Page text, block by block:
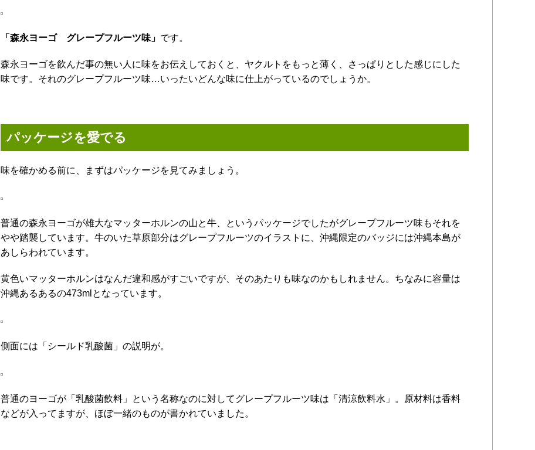
「森永ヨーゴ グレープフルーツ味」 です。
森永ヨーゴを飲んだ事の無い人に味をお伝えしておくと、ヤクルトをもっと薄く、さっぱりとした感じにした
味です。それのグレープフルーツ味…いったいどんな味に仕上がっているのでしょうか。
パッケージを愛でる
味を確かめる前に、まずはパッケージを見てみましょう。
普通の森永ヨーゴが雄大なマッターホルンの山と牛、というパッケージでしたがグレープフルーツ味もそれを
やや踏襲しています。牛のいた草原部分はグレープフルーツのイラストに、沖縄限定のバッジには沖縄本島が
あしらわれています。
黄色いマッターホルンはなんだ違和感がすごいですが、そのあたりも味なのかもしれません。ちなみに容量は
沖縄あるあるの473mlとなっています。
側面には「シールド乳酸菌」の説明が。
普通のヨーゴが「乳酸菌飲料」という名称なのに対してグレープフルーツ味は「清涼飲料水」。原材料は香料
などが入ってますが、ほぼ一緒のものが書かれていました。